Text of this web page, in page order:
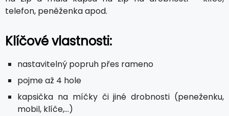
telefon, peněženka apod.
Klíčové vlastnosti:
nastavitelný popruh přes rameno
pojme až 4 hole
kapsička na míčky či jiné drobnosti (peneženku,
mobil, klíče,...)